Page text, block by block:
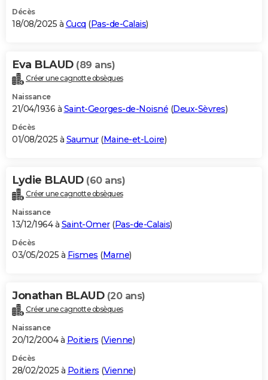
Décès
18/08/2025 à Cucq (Pas-de-Calais)
Eva BLAUD (89 ans)
Créer une cagnotte obsèques
Naissance
21/04/1936 à Saint-Georges-de-Noisné (Deux-Sèvres)
Décès
01/08/2025 à Saumur(Maine-et-Loire)
Lydie BLAUD (60 ans)
Créer une cagnotte obsèques
Naissance
13/12/1964 à Saint-Omer(Pas-de-Calais)
Décès
03/05/2025 à Fismes (Marne)
Jonathan BLAUD (20 ans)
Créer une cagnotte obsèques
Naissance
20/12/2004 à Poitiers (Vienne)
Décès
28/02/2025 à Poitiers (Vienne)